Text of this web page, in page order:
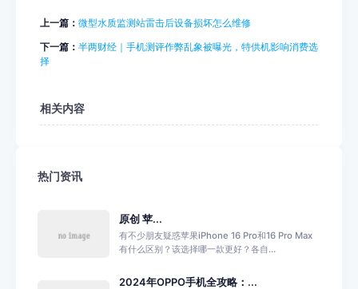
上一篇： 微型水质监测站雷击后设备损坏怎么维修
下一篇： 半两财经｜手机测评作弊乱象被曝光，特供机影响消费选
择
相关内容
热门资讯
原创 苹...
有不少朋友疑惑苹果iPhone 16 Pro和16 Pro Max
有什么区别？该选择哪一款更好？各自...
2024年OPPO手机全攻略：...